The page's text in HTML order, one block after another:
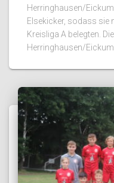
Herringhausen/
Elsekicker, sodass sie
Kreisliga A belegten.
Herringhausen/